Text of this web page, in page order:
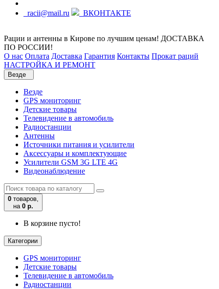
racii@mail.ru ВКОНТАКТЕ
Рации и антенны в Кирове по лучшим ценам! ДОСТАВКА
ПО РОССИИ!
О нас Оплата Доставка Гарантия Контакты Прокат раций
НАСТРОЙКА И РЕМОНТ
Везде
Везде
GPS мониторинг
Детские товары
Телевидение в автомобиль
Радиостанции
Антенны
Источники питания и усилители
Аксессуары и комплектующие
Усилители GSM 3G LTE 4G
Видеонаблюдение
0 товаров,
на 0 р.
В корзине пусто!
Категории
GPS мониторинг
Детские товары
Телевидение в автомобиль
Радиостанции